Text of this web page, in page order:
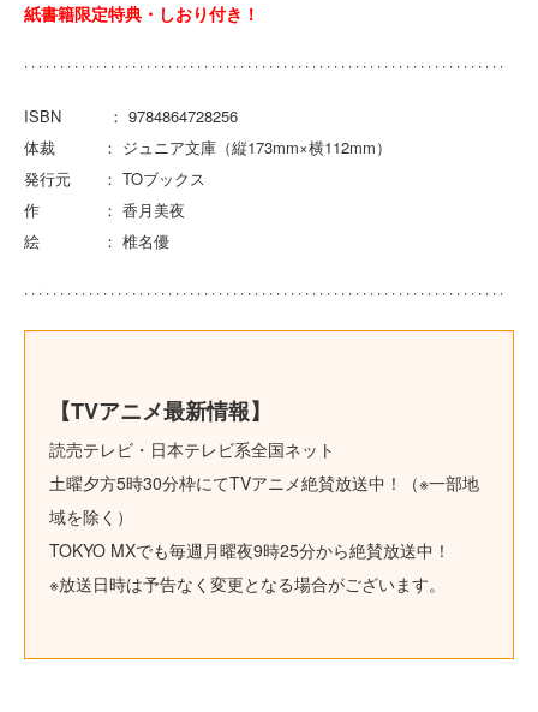
紙書籍限定特典・しおり付き！
ISBN ： 9784864728256
体裁 ： ジュニア文庫（縦173mm×横112mm）
発行元 ： TOブックス
作 ： 香月美夜
絵 ： 椎名優
【TVアニメ最新情報】
読売テレビ・日本テレビ系全国ネット
土曜夕方5時30分枠にてTVアニメ絶賛放送中！（※一部地
域を除く）
TOKYO MXでも毎週月曜夜9時25分から絶賛放送中！
※放送日時は予告なく変更となる場合がございます。